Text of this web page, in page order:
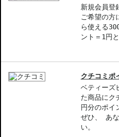
◇こちらの商品は代引きでの発送
いただいた場合は、コンビニ後払
ビニ後払いには、決済代行会社に
◇こちらの商品は、ヤマト運輸、
をさせて頂きます。配送便のご指
◇お届け日・お時間帯指定は承って
◇配送伝票の依頼主名、納品書に弊
載されることがあります。
◇上記注意書き記載がある商品の
別途手数料が発生する場合があり
◇1件のご注文でも倉庫が異なる場
新規会員登
ご希望の方
ら使える
ント＝1円
クチコミポ
ベティーズ
た商品にク
円分のポイ
ぜひ、 あ
い。